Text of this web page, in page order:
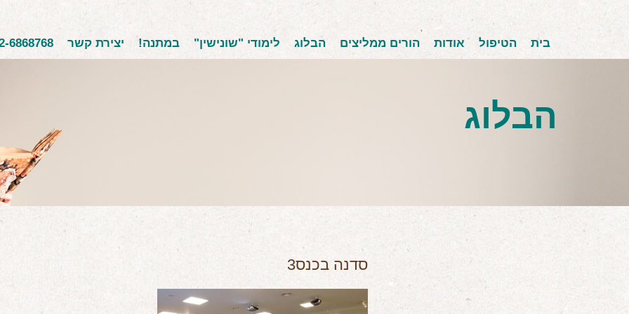
בית הטיפול אודות הורים ממליצים הבלוג לימודי "שונישין" במתנה! יצירת קשר 6868768
הבלוג
סדנה בכנס3